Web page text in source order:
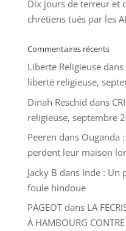
Dix jours de terreur et
chrétiens tués par les
Commentaires récents
Liberte Religieusedans
liberté religieuse,
Dinah Reschid dans
religieuse, septembre
Peeren dans Ouganda
perdent leur maison
Jacky B dans Inde : Un
foule hindoue
PAGEOTdans LA
À HAMBOURG